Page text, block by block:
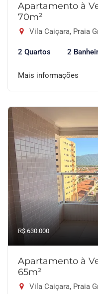
Apartamento à
70m²
Vila Caiçara, Praia
2 Quartos 2
Mais informações
R$ 630.000
Apartamento à
65m²
Vila Caiçara, Praia